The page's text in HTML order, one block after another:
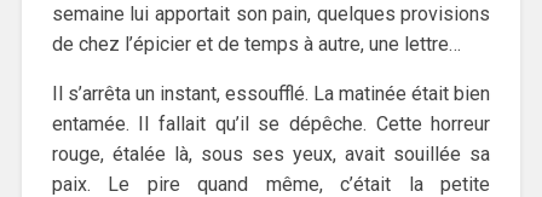
semaine lui apportait son pain, quelques provisions
de chez l’épicier et de temps à autre, une lettre…
Il s’arrêta un instant, essoufflé. La matinée était bien
entamée. Il fallait qu’il se dépêche. Cette horreur
rouge, étalée là, sous ses yeux, avait souillée sa
paix. Le pire quand même, c’était la petite